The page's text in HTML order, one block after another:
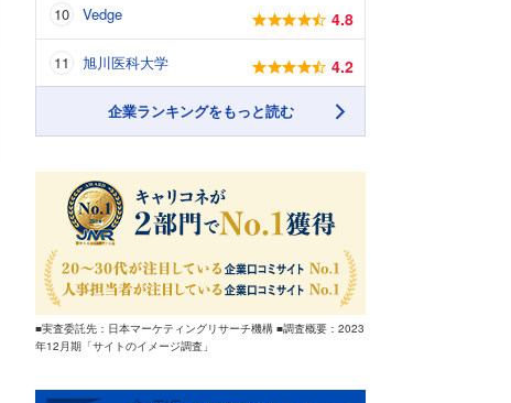
Vedge 4.8
旭川医科大学 4.2
企業ランキングをもっと読む
■実査委託先：日本マーケティングリサーチ機構 ■調査概要：2023
年12月期「サイトのイメージ調査」